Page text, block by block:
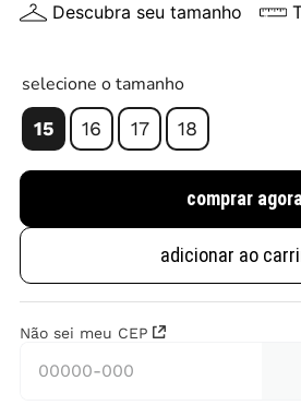
Descubra seu tamanho
selecione o tamanho
15 16 17 18
comprar
adicionar ao
Não sei meu CEP